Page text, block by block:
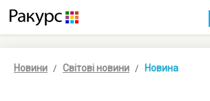
Новини Світові новини Новина